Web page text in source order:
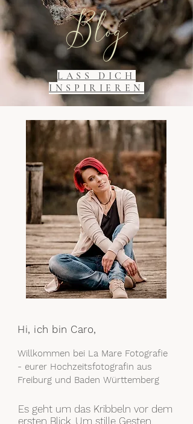
Blog
LASS DICH
INSPIRIEREN
Hi, ich bin Caro,
Willkommen bei La Mare Fotografie
- eurer Hochzeitsfotografin aus
Freiburg und Baden Württemberg
Es geht um das Kribbeln vor dem
ersten Blick. Um stille Gesten,